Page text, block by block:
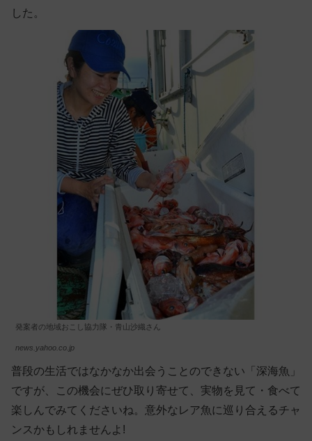
した。
発案者の地域おこし協力隊・青山沙織さん
news.yahoo.co.jp
普段の生活ではなかなか出会うことのできない「深海魚」
ですが、この機会にぜひ取り寄せて、実物を見て・食べて
楽しんでみてくださいね。意外なレア魚に巡り合えるチャ
ンスかもしれませんよ!